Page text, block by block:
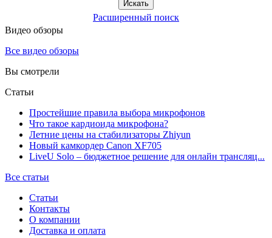
Расширенный поиск
Видео обзоры
Все видео обзоры
Вы смотрели
Статьи
Простейшие правила выбора микрофонов
Что такое кардиоида микрофона?
Летние цены на стабилизаторы Zhiyun
Новый камкордер Canon XF705
LiveU Solo – бюджетное решение для онлайн трансляц...
Все статьи
Статьи
Контакты
О компании
Доставка и оплата